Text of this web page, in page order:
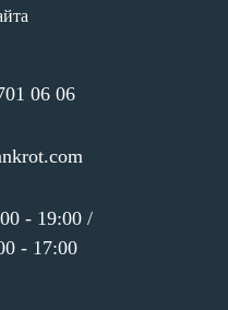
06 06
- 19:00 /
- 17:00